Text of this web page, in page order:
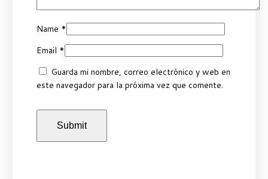
Name *
Email *
Guarda mi nombre, correo electrónico y web en
este navegador para la próxima vez que comente.